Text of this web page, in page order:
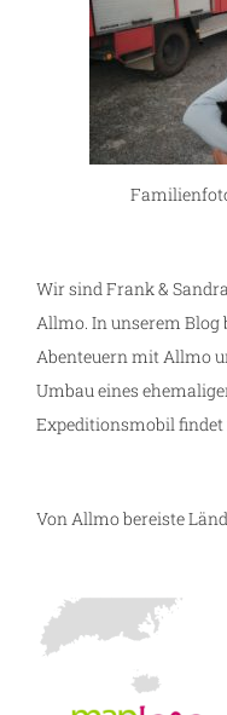
Wir sind Frank &
Allmo. In unserem
Abenteuern mit Allmo
Umbau eines
Expeditionsmobil findet
Von Allmo bereiste